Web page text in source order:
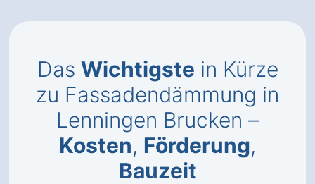
Das Wichtigste in Kürze
zu Fassadendämmung in
Lenningen Brucken –
Kosten, Förderung,
Bauzeit